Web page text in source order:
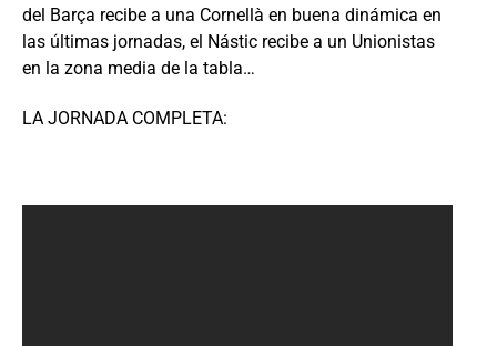
del Barça recibe a una Cornellà en buena dinámica en
las últimas jornadas, el Nástic recibe a un Unionistas
en la zona media de la tabla…
LA JORNADA COMPLETA: